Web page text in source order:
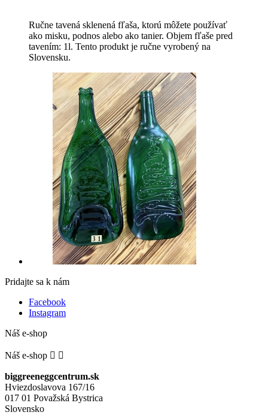
Ručne tavená sklenená fľaša, ktorú môžete používať
ako misku, podnos alebo ako tanier. Objem fľaše pred
tavením: 1l. Tento produkt je ručne vyrobený na
Slovensku.
Pridajte sa k nám
Facebook
Instagram
Náš e-shop
Náš e-shop  
biggreeneggcentrum.sk
Hviezdoslavova 167/16
017 01 Považská Bystrica
Slovensko